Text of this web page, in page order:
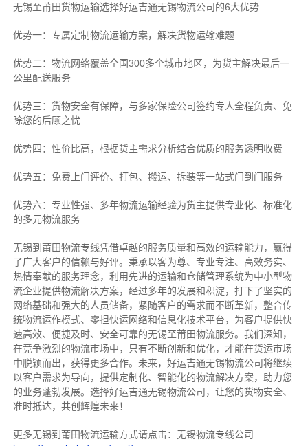
无锡至莆田货物运输选择好运吉通无锡物流公司的6大优势
优势一：专属定制物流运输方案，解决货物运输难题
优势二：物流网络覆盖全国300多个城市地区，为货主解决最后一
公里配送服务
优势三：货物安全有保障，与多家保险公司签约专人全程负责、免
除您的后顾之忧
优势四：性价比高，根据货主需求分析结合优质的服务透明收费
优势五：免费上门评价、打包、搬运、拆装等一站式门到门服务
优势六：专业性强、多年物流运输经验为货主提供专业化、标准化
的多元物流服务
无锡到莆田物流专线凭借卓越的服务质量和高效的运输能力，赢得
了广大客户的信赖与好评。 秉承以客为尊、专业专注、高效务实、
热情奉献的服务理念，利用先进的运输和仓储管理系统为中小型物
流企业提供物流解决方案，经过多年的发展和积淀，打下了坚实的
网络基础和强大的人员储备，紧随客户的需求而不断革新，整合传
统物流运作模式、零担快运网络和信息化技术平台，为客户提供快
速高效、便捷及时、安全可靠的无锡至莆田物流服务。 我们深知，
在竞争激烈的物流市场中，只有不断创新和优化，才能在货运市场
中脱颖而出，获得更多合作。 未来，好运吉通无锡物流公司将继续
以客户需求为导向，提供定制化、智能化的物流解决方案，助力您
的业务蓬勃发展。选择好运吉通无锡物流公司，让您的货物安全、
准时抵达，共创辉煌未来！
更多无锡到莆田物流运输方式请点击：无锡物流专线公司